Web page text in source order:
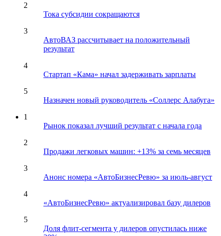
2
Тока субсидии сокращаются
3
АвтоВАЗ рассчитывает на положительный
результат
4
Стартап «Кама» начал задерживать зарплаты
5
Назначен новый руководитель «Соллерс Алабуга»
1
Рынок показал лучший результат с начала года
2
Продажи легковых машин: +13% за семь месяцев
3
Анонс номера «АвтоБизнесРевю» за июль-август
4
«АвтоБизнесРевю» актуализировал базу дилеров
5
Доля флит-сегмента у дилеров опустилась ниже